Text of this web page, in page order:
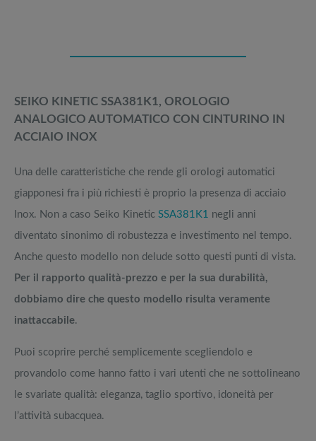
SEIKO KINETIC SSA381K1, OROLOGIO
ANALOGICO AUTOMATICO CON CINTURINO IN
ACCIAIO INOX
Una delle caratteristiche che rende gli orologi automatici
giapponesi fra i più richiesti è proprio la presenza di acciaio
Inox. Non a caso Seiko Kinetic SSA381K1
negli anni
diventato sinonimo di robustezza e investimento nel tempo.
Anche questo modello non delude sotto questi punti di vista.
Per il rapporto qualità-prezzo e per la sua durabilità,
dobbiamo dire che questo modello risulta veramente
inattaccabile.
Puoi scoprire perché semplicemente scegliendolo e
provandolo come hanno fatto i vari utenti che ne sottolineano
le svariate qualità: eleganza, taglio sportivo, idoneità per
l’attività subacquea.